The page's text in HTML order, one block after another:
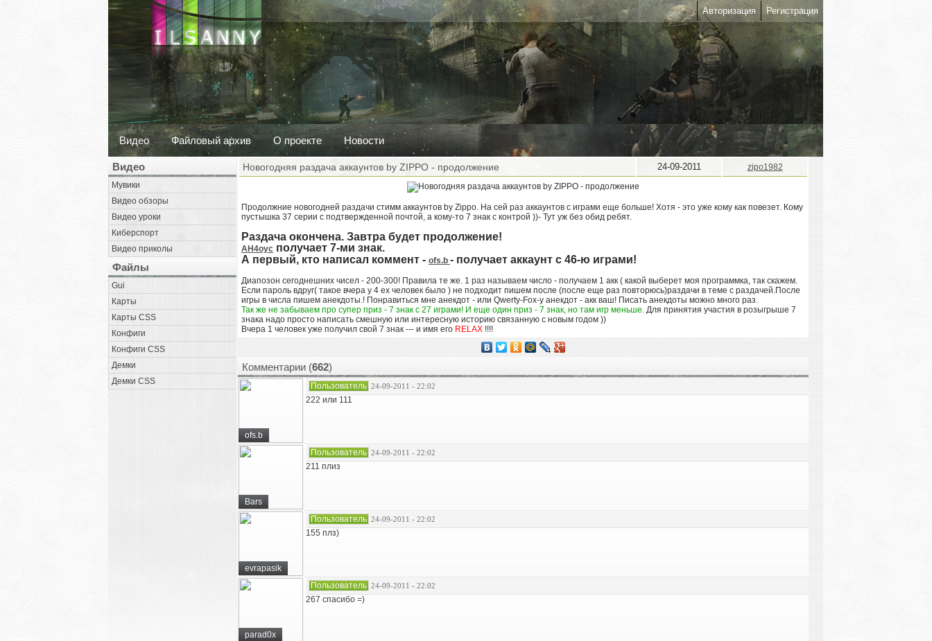
Авторизация Регистрация
Видео Файловый архив О проекте Новости
Видео
Мувики
Видео обзоры
Видео уроки
Киберспорт
Видео приколы
Файлы
Gui
Карты
Карты CSS
Конфиги
Конфиги CSS
Демки
Демки CSS
Новогодняя раздача аккаунтов by ZIPPO - продолжение 24-09-2011 zipo1982
Продолжние новогодней раздачи стимм аккаунтов by Zippo. На сей раз аккаунтов с играми еще больше! Хотя - это уже кому как повезет. Кому
пустышка 37 серии с подтвержденной почтой, а кому-то 7 знак с контрой ))- Тут уж без обид ребят.
Раздача окончена. Завтра будет продолжение!
АН4оус получает 7-ми знак.
А первый, кто написал коммент - ofs.b - получает аккаунт с 46-ю играми!
Диапозон сегоднешних чисел - 200-300! Правила те же. 1 раз называем число - получаем 1 акк ( какой выберет моя программка, так скажем.
Если пароль вдруг( такое вчера у 4 ех человек было ) не подходит пишем после (после еще раз повторюсь)раздачи в теме с раздачей.После
игры в числа пишем анекдоты.! Понравиться мне анекдот - или Qwerty-Fox-у анекдот - акк ваш! Писать анекдоты можно много раз.
Так же не забываем про супер приз - 7 знак с 27 играми! И еще один приз - 7 знак, но там игр меньше. Для принятия участия в розыгрыше 7
знака надо просто написать смешную или интересную историю связанную с новым годом ))
Вчера 1 человек уже получил свой 7 знак --- и имя его RELAX !!!!
Комментарии (662)
ofs.b
Пользователь 24-09-2011 - 22:02
222 или 111
Bars
Пользователь 24-09-2011 - 22:02
211 плиз
evrapasik
Пользователь 24-09-2011 - 22:02
155 плз)
parad0x
Пользователь 24-09-2011 - 22:02
267 спасибо =)